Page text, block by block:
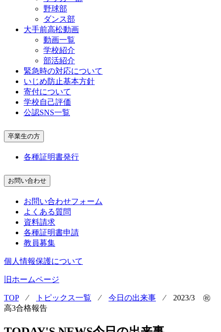
野球部
ダンス部
大手前高松動画
動画一覧
学校紹介
部活紹介
緊急時の対応について
いじめ防止基本方針
寄付について
学校自己評価
公認SNS一覧
卒業生の方
各種証明書発行
お問い合わせ
お問い合わせフォーム
よくある質問
資料請求
各種証明書申請
教員募集
個人情報保護について
旧ホームページ
TOP⁄ トピックス一覧 ⁄ 今日の出来事 ⁄ 2023/3 ㊗
高3合格報告